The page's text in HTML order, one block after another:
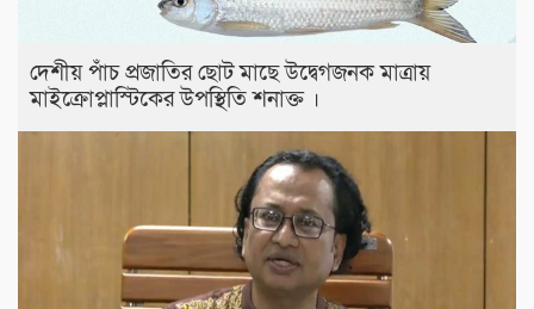
দেশীয় পাঁচ প্রজাতির ছোট মাছে উদ্বেগজনক মাত্রায়
মাইক্রোপ্লাস্টিকের উপস্থিতি শনাক্ত ।